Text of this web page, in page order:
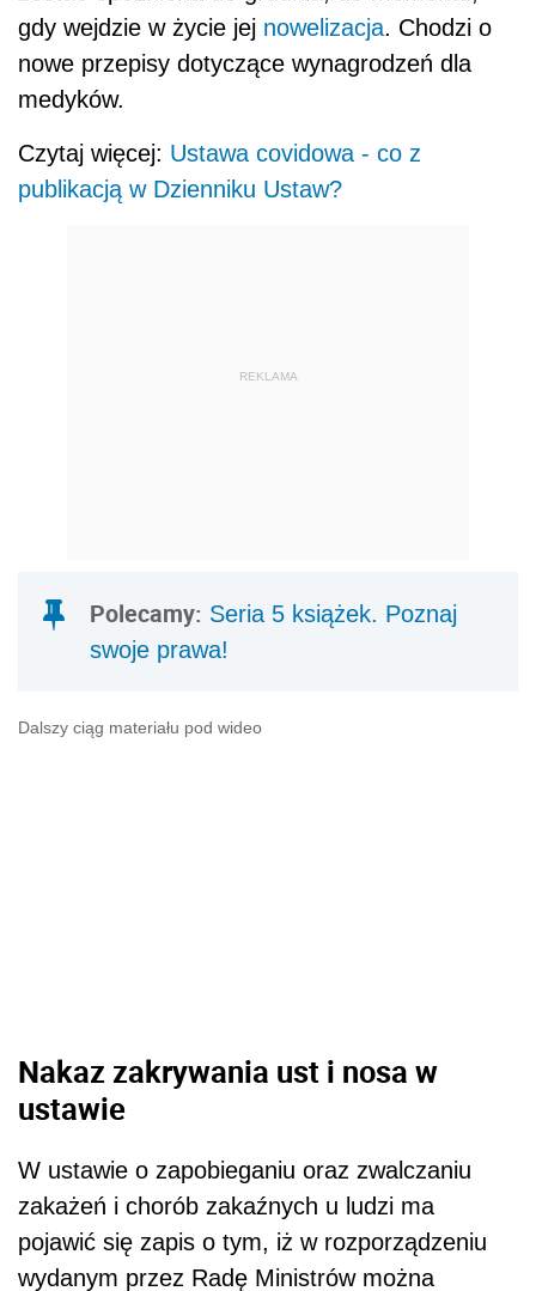
gdy wejdzie w życie jej nowelizacja. Chodzi o
nowe przepisy dotyczące wynagrodzeń dla
medyków.
Czytaj więcej: Ustawa covidowa - co z
publikacją w Dzienniku Ustaw?
REKLAMA
Polecamy: Seria 5 książek. Poznaj
swoje prawa!
Dalszy ciąg materiału pod wideo
Nakaz zakrywania ust i nosa w
ustawie
W ustawie o zapobieganiu oraz zwalczaniu
zakażeń i chorób zakaźnych u ludzi ma
pojawić się zapis o tym, iż w rozporządzeniu
wydanym przez Radę Ministrów można